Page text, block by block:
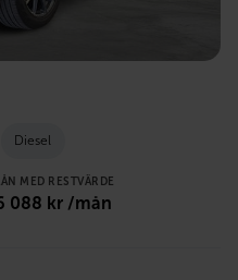
Diesel
MED RESTVÄRDE
088 kr /mån